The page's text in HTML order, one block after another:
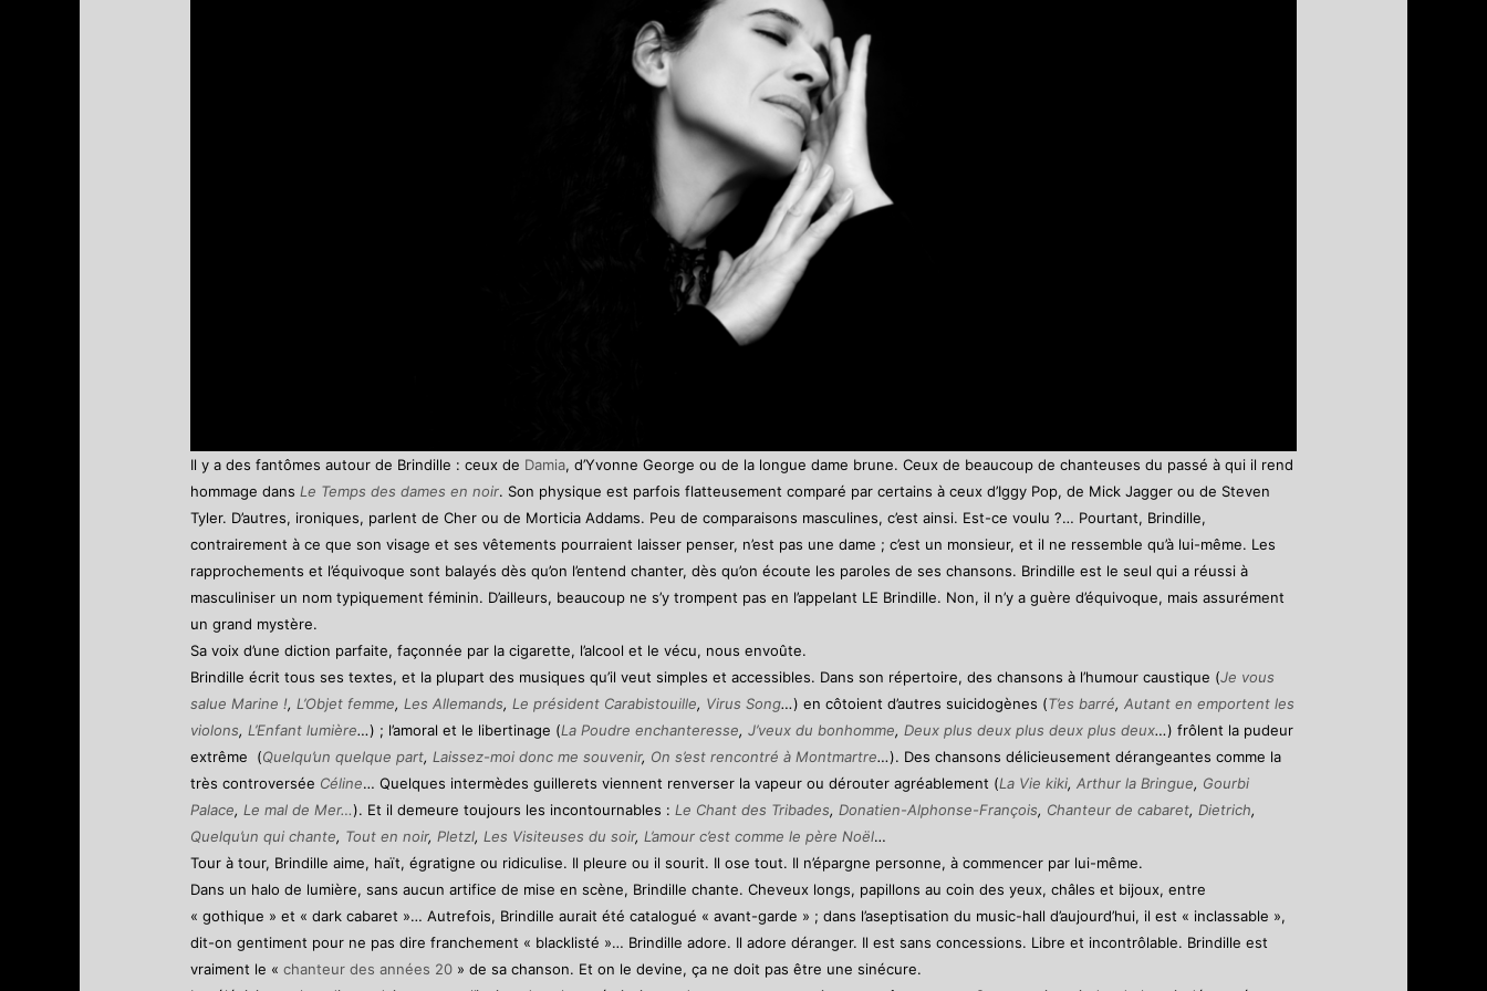
Il y a des fantômes autour de Brindille : ceux de Damia, d’Yvonne George ou de la longue dame brune. Ceux de beaucoup de chanteuses du passé à qui il rend
hommage dansLe Temps des dames en noir. Son physique est parfois flatteusement comparé par certains à ceux d’Iggy Pop, de Mick Jagger ou de Steven
Tyler. D’autres, ironiques, parlent de Cher ou de Morticia Addams. Peu de comparaisons masculines, c’est ainsi. Est-ce voulu ?… Pourtant, Brindille,
contrairement à ce que son visage et ses vêtements pourraient laisser penser, n’est pas une dame ; c’est un monsieur, et il ne ressemble qu’à lui-même. Les
rapprochements et l’équivoque sont balayés dès qu’on l’entend chanter, dès qu’on écoute les paroles de ses chansons. Brindille est le seul qui a réussi à
masculiniser un nom typiquement féminin. D’ailleurs, beaucoup ne s’y trompent pas en l’appelant LE Brindille. Non, il n’y a guère d’équivoque, mais assurément
un grand mystère.
Sa voix d’une diction parfaite, façonnée par la cigarette, l’alcool et le vécu, nous envoûte.
Brindille écrit tous ses textes, et la plupart des musiques qu’il veut simples et accessibles. Dans son répertoire, des chansons à l’humour caustique (Je vous
salue Marine !,L’Objet femme,Les Allemands,Le président Carabistouille, Virus Song…) en côtoient d’autres suicidogènes (T’es barré,Autant en emportent les
violons,L’Enfant lumière…) ; l’amoral et le libertinage (La Poudre enchanteresse,J’veux du bonhomme,Deux plus deux plus deux plus deux…) frôlent la pudeur
extrême (Quelqu’un quelque part,Laissez-moi donc me souvenir, On s’est rencontré à Montmartre…). Des chansons délicieusement dérangeantes comme la
très controversée Céline… Quelques intermèdes guillerets viennent renverser la vapeur ou dérouter agréablement (La Vie kiki,Arthur la Bringue, Gourbi
Palace,Le mal de Mer…). Et il demeure toujours les incontournables :Le Chant des Tribades,Donatien-Alphonse-François, Chanteur de cabaret,Dietrich,
Quelqu’un qui chante, Tout en noir,Pletzl,Les Visiteuses du soir,L’amour c’est comme le père Noël…
Tour à tour, Brindille aime, haït, égratigne ou ridiculise. Il pleure ou il sourit. Il ose tout. Il n’épargne personne, à commencer par lui-même.
Dans un halo de lumière, sans aucun artifice de mise en scène, Brindille chante. Cheveux longs, papillons au coin des yeux, châles et bijoux, entre
« gothique » et « dark cabaret »… Autrefois, Brindille aurait été catalogué « avant-garde » ; dans l’aseptisation du music-hall d’aujourd’hui, il est « inclassable »,
dit-on gentiment pour ne pas dire franchement « blacklisté »… Brindille adore. Il adore déranger. Il est sans concessions. Libre et incontrôlable. Brindille est
vraiment le «chanteur des années 20 » de sa chanson. Et on le devine, ça ne doit pas être une sinécure.